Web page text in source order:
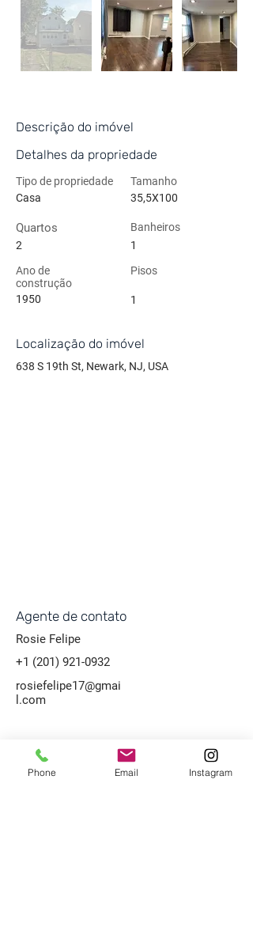
Descrição do imóvel
Detalhes da propriedade
Tipo de propriedade
Casa
Quartos
2
Ano de
construção
1950
Tamanho
35,5X100
Banheiros
1
Pisos
1
Localização do imóvel
638 S 19th St, Newark, NJ, USA
Agente de contato
Rosie Felipe
+1 (201) 921-0932
rosiefelipe17@gmai
l.com
Phone Email Instagram